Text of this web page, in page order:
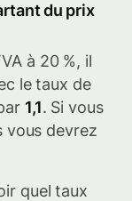
du prix
à 20 %, il
le taux de
1,1. Si vous
vous devrez
quel taux